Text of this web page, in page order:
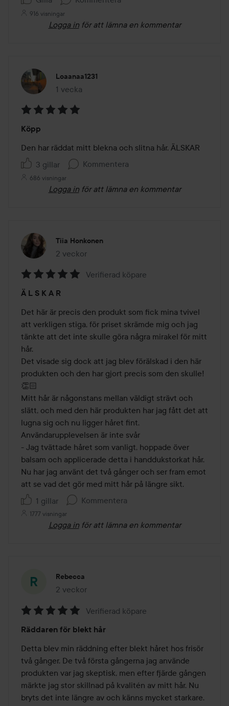
916 visningar
Logga in för att lämna en kommentar
Loaanaa1231
1 vecka
Inlägget skapades 1 vecka
5
av
5
Köpp
Den har räddat mitt blekna och slitna hår. ÄLSKAR
3 gillar
Kommentera
686 visningar
Logga in för att lämna en kommentar
Tiia Honkonen
2 veckor
Inlägget skapades 2 veckor
5
av
5
Verifierad köpare
Ä L S K A R
Det här är precis den produkt som fick mina tvivel
att verkligen stiga, för priset skrämde mig och jag
tänkte att det inte skulle göra några mirakel för mitt
hår.
Det visade sig dock att jag blev förälskad i den här
produkten och den har gjort precis som den skulle!
👏🏻
Mitt hår är någonstans mellan väldigt strävt och
slätt, och med den här produkten har jag fått det att
lugna sig och nu ligger håret fint.
Användarupplevelsen är inte svår
- Jag tvättade håret som vanligt, hoppade över
balsam och applicerade detta i handdukstorkat hår.
Nu har jag använt det två gånger och ser fram emot
att se vad det gör med mitt hår på längre sikt.
1 gillar
Kommentera
1777 visningar
Logga in för att lämna en kommentar
Rebecca
2 veckor
Inlägget skapades 2 veckor
5
av
5
Verifierad köpare
Räddaren för blekt hår
Detta blev min räddning efter blekt håret hos frisör
två gånger. De två första gångerna jag använde
produkten var jag skeptisk, men efter fjärde gången
märkte jag stor skillnad på kvalitén av mitt hår. Nu
bryts det inte längre av och känns mycket starkare.